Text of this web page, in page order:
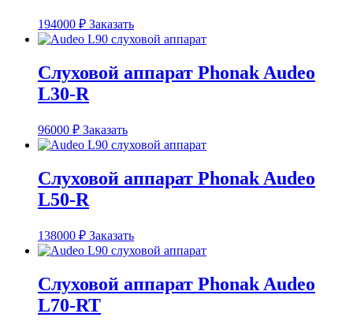
194000 ₽ Заказать
Слуховой аппарат Phonak Audeo
L30-R
96000 ₽ Заказать
Слуховой аппарат Phonak Audeo
L50-R
138000 ₽ Заказать
Слуховой аппарат Phonak Audeo
L70-RT